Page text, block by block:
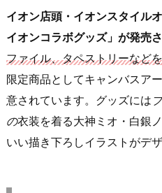
イオン店頭・イオンスタイル
イオンコラボグッズ」が発売
ファイル、タペストリーなど
限定商品としてキャンバスア
意されています。グッズには
の衣装を着る大神ミオ・白銀
いい描き下ろしイラストがデ